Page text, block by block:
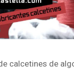
calcetines de